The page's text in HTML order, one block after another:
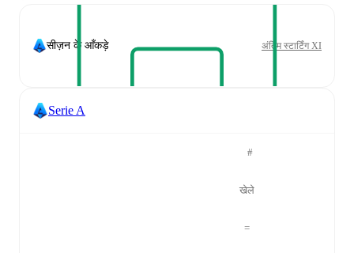
सीज़न के आँकड़े अंतिम स्टार्टिंग XI
Serie A
#
खेले
=